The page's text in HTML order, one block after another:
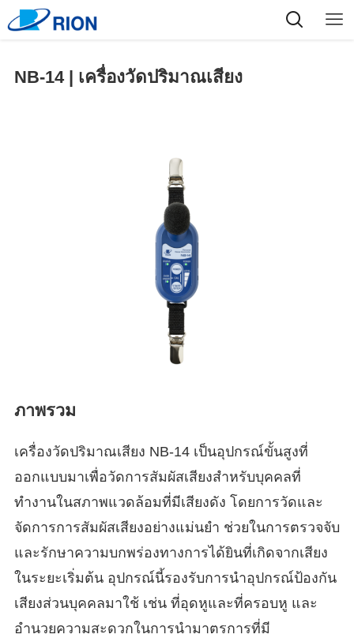
NB-14 | เครื่องวัดปริมาณเสียง
ภาพรวม
เครื่องวัดปริมาณเสียง NB-14 เป็นอุปกรณ์ขั้นสูงที่
ออกแบบมาเพื่อวัดการสัมผัสเสียงสำหรับบุคคลที่
ทำงานในสภาพแวดล้อมที่มีเสียงดัง โดยการวัดและ
จัดการการสัมผัสเสียงอย่างแม่นยำ ช่วยในการตรวจจับ
และรักษาความบกพร่องทางการได้ยินที่เกิดจากเสียง
ในระยะเริ่มต้น อุปกรณ์นี้รองรับการนำอุปกรณ์ป้องกัน
เสียงส่วนบุคคลมาใช้ เช่น ที่อุดหูและที่ครอบหู และ
อำนวยความสะดวกในการนำมาตรการที่มี